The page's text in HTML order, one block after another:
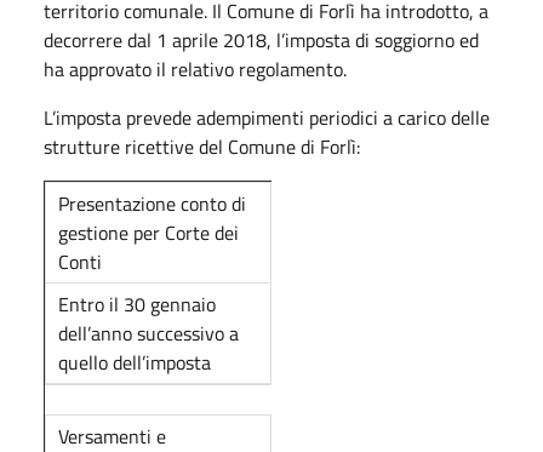
territorio comunale. Il Comune di Forlì ha introdotto, a
decorrere dal 1 aprile 2018, l’imposta di soggiorno ed
ha approvato il relativo regolamento.
L’imposta prevede adempimenti periodici a carico delle
strutture ricettive del Comune di Forlì:
Presentazione conto di
gestione per Corte dei
Conti
Entro il 30 gennaio
dell’anno successivo a
quello dell’imposta
Versamenti e